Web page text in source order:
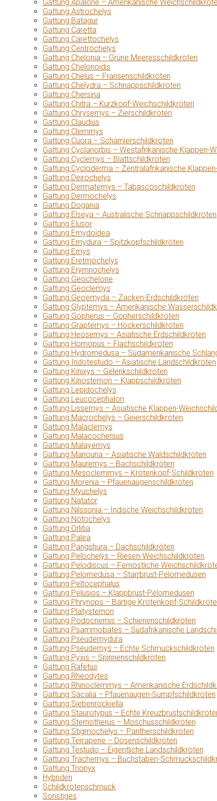
Gattung Apalone – Amerikanische
Gattung Astrochelys
Gattung Batagur
Gattung Caretta
Gattung Carettochelys
Gattung Centrochelys
Gattung Chelonia – Grüne Meeresschildkröten
Gattung Chelonoidis
Gattung Chelus – Fransenschildkröten
Gattung Chelydra – Schnappschildkröten
Gattung Chersina
Gattung Chitra – Kurzkopf-Weichschildkröten
Gattung Chrysemys – Zierschildkröten
Gattung Claudius
Gattung Clemmys
Gattung Cuora – Scharnierschildkröten
Gattung Cyclanorbis – Westafrikanische Klappen-
Gattung Cyclemys – Blattschildkröten
Gattung Cycloderma – Zentralafrikanische
Gattung Deirochelys
Gattung Dermatemys – Tabascoschildkröten
Gattung Dermochelys
Gattung Dogania
Gattung Elseya – Australische Schnappschildkröten
Gattung Elusor
Gattung Emydoidea
Gattung Emydura – Spitzkopfschildkröten
Gattung Emys
Gattung Eretmochelys
Gattung Erymnochelys
Gattung Geochelone
Gattung Geoclemys
Gattung Geoemyda – Zacken-Erdschildkröten
Gattung Glyptemys – Amerikanische
Gattung Gopherus – Gopherschildkröten
Gattung Graptemys – Höckerschildkröten
Gattung Heosemys – Asiatische Erdschildkröten
Gattung Homopus – Flachschildkröten
Gattung Hydromedusa – Südamerikanische
Gattung Indotestudo – Asiatische Landschildkröten
Gattung Kinixys – Gelenkschildkröten
Gattung Kinosternon – Klappschildkröten
Gattung Lepidochelys
Gattung Leucocephalon
Gattung Lissemys – Asiatische Klappen-
Gattung Macrochelys – Geierschildkröten
Gattung Malaclemys
Gattung Malacochersus
Gattung Malayemys
Gattung Manouria – Asiatische Waldschildkröten
Gattung Mauremys – Bachschildkröten
Gattung Mesoclemmys – Krötenkopf-Schildkröten
Gattung Morenia – Pfauenaugenschildkröten
Gattung Myuchelys
Gattung Natator
Gattung Nilssonia – Indische Weichschildkröten
Gattung Notochelys
Gattung Orlitia
Gattung Palea
Gattung Pangshura – Dachschildkröten
Gattung Pelochelys – Riesen-Weichschildkröten
Gattung Pelodiscus – Fernöstliche
Gattung Pelomedusa – Starrbrust-Pelomedusen
Gattung Peltocephalus
Gattung Pelusios – Klappbrust-Pelomedusen
Gattung Phrynops – Bärtige Krötenkopf-
Gattung Platysternon
Gattung Podocnemis – Schienenschildkröten
Gattung Psammobates – Südafrikanische
Gattung Pseudemydura
Gattung Pseudemys – Echte Schmuckschildkröten
Gattung Pyxis – Spinnenschildkröten
Gattung Rafetus
Gattung Rheodytes
Gattung Rhinoclemmys – Amerikanische
Gattung Sacalia – Pfauenaugen-Sumpfschildkröten
Gattung Siebenrockiella
Gattung Staurotypus – Echte
Gattung Sternotherus – Moschusschildkröten
Gattung Stigmochelys – Pantherschildkröten
Gattung Terrapene – Dosenschildkröten
Gattung Testudo – Eigentliche Landschildkröten
Gattung Trachemys – Buchstaben-
Gattung Trionyx
Hybriden
Schildkrötenschmuck
Sonstiges